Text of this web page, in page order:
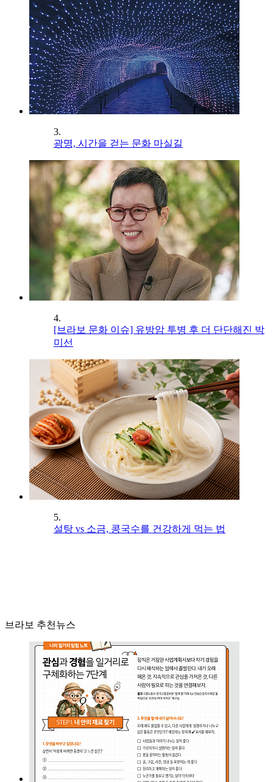
3.
광명, 시간을 걷는 문화 마실길
4.
[브라보 문화 이슈] 유방암 투병 후 더 단단해진 박
미선
5.
설탕 vs 소금, 콩국수를 건강하게 먹는 법
브라보 추천뉴스